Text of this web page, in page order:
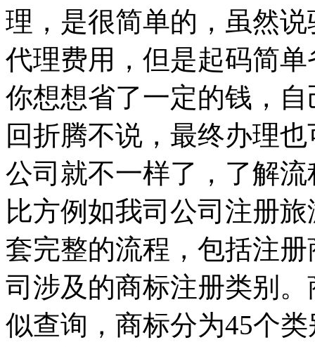
理，是很简单的，虽然
代理费用，但是起码简
你想想省了一定的钱，
回折腾不说，最终办理
公司就不一样了，了解
比方例如我司公司注册
套完整的流程，包括注
司涉及的商标注册类别
似查询，商标分为45个